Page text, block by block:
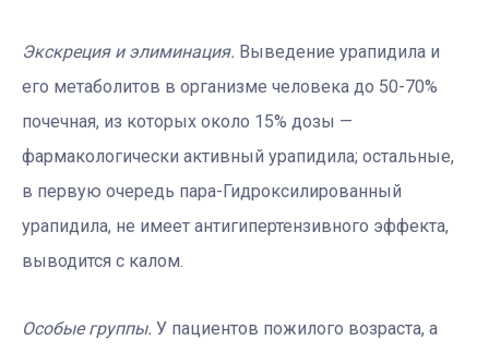
Экскреция и элиминация. Выведение урапидила и
его метаболитов в организме человека до 50-70%
почечная, из которых около 15% дозы —
фармакологически активный урапидила; остальные,
в первую очередь пара-Гидроксилированный
урапидила, не имеет антигипертензивного эффекта,
выводится с калом.
Особые группы. У пациентов пожилого возраста, а